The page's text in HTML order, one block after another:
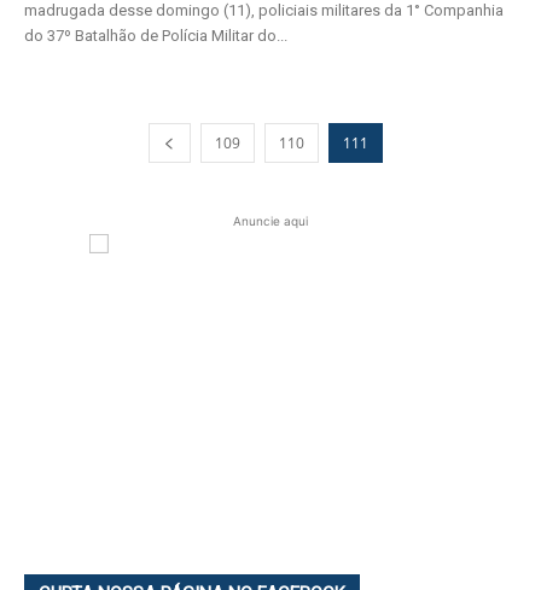
madrugada desse domingo (11), policiais militares da 1° Companhia
do 37º Batalhão de Polícia Militar do...
109 110 111
Anuncie aqui